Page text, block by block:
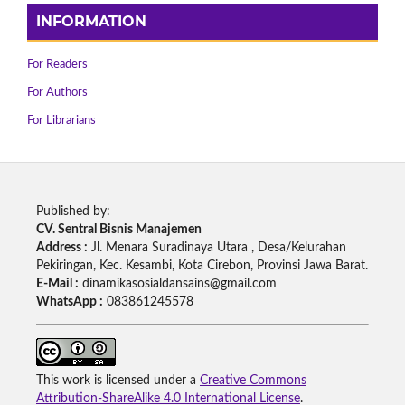
INFORMATION
For Readers
For Authors
For Librarians
Published by:
CV. Sentral Bisnis Manajemen
Address : Jl. Menara Suradinaya Utara , Desa/Kelurahan
Pekiringan, Kec. Kesambi, Kota Cirebon, Provinsi Jawa Barat.
E-Mail : dinamikasosialdansains@gmail.com
WhatsApp : 083861245578
This work is licensed under a Creative Commons
Attribution-ShareAlike 4.0 International License.